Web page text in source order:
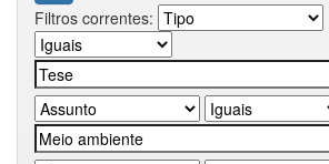
Filtros correntes: